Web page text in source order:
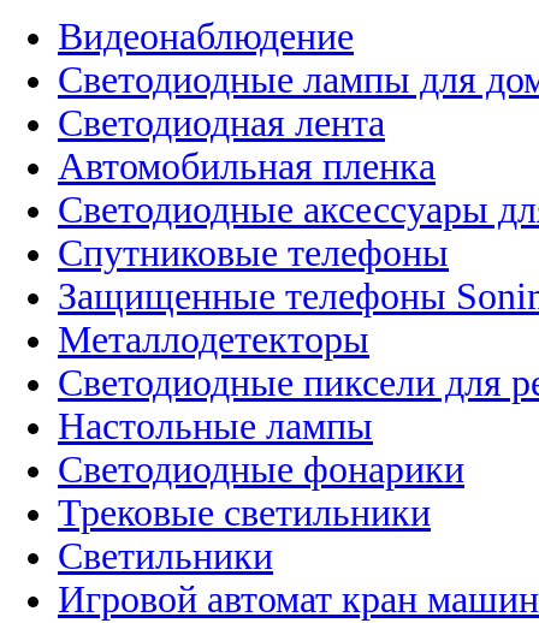
Видеонаблюдение
Светодиодные лампы для
Светодиодная лента
Автомобильная пленка
Светодиодные аксессуары
Спутниковые телефоны
Защищенные телефоны
Металлодетекторы
Светодиодные пиксели для
Настольные лампы
Светодиодные фонарики
Трековые светильники
Светильники
Игровой автомат кран